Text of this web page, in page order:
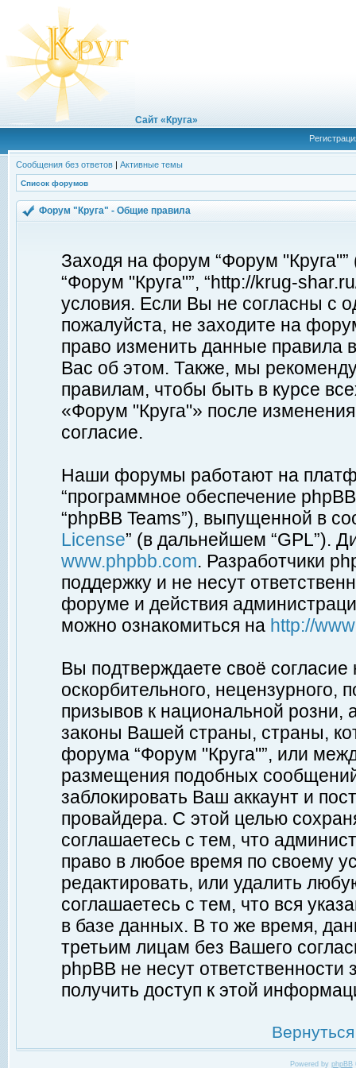
Сайт «Круга»
Сообщения без ответов | Активные темы
Список форумов
Форум "Круга" - Общие правила
Заходя на форум “Форум
“Форум "Круга"”, “http://krug-
условия. Если Вы не согласны с
пожалуйста, не заходите на
право изменить данные правила
Вас об этом. Также, мы
правилам, чтобы быть в курсе
«Форум "Круга"» после
согласие.
Наши форумы работают на
“программное обеспечение
“phpBB Teams”), выпущенной в
License” (в дальнейшем “GPL”).
www.phpbb.com. Разработчики
поддержку и не несут
форуме и действия
можно ознакомиться на http://
Вы подтверждаете своё
оскорбительного, нецензурного,
призывов к национальной
законы Вашей страны, страны,
форума “Форум "Круга"”, или
размещения подобных
заблокировать Ваш аккаунт и
провайдера. С этой целью
соглашаетесь с тем, что
право в любое время по своему
редактировать, или удалить
соглашаетесь с тем, что вся
в базе данных. В то же время,
третьим лицам без Вашего
phpBB не несут ответственности
получить доступ к этой
Powered by phpBB